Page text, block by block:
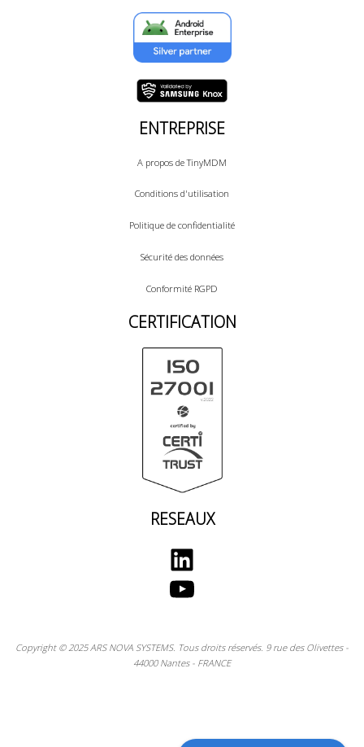
ENTREPRISE
A propos de TinyMDM
Conditions d'utilisation
Politique de confidentialité
Sécurité des données
Conformité RGPD
CERTIFICATION
RESEAUX
LinkedIn
YouTube
Copyright © 2025 ARS NOVA SYSTEMS. Tous droits réservés. 9 rue des Olivettes -
44000 Nantes - FRANCE